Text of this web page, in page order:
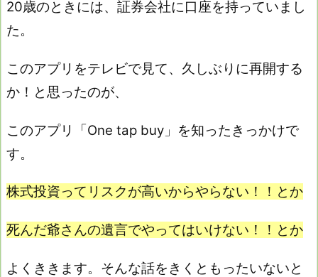
20歳のときには、証券会社に口座を持っていまし
た。
このアプリをテレビで見て、久しぶりに再開する
か！と思ったのが、
このアプリ「One tap buy」を知ったきっかけで
す。
株式投資ってリスクが高いからやらない！！とか
死んだ爺さんの遺言でやってはいけない！！とか
よくききます。そんな話をきくともったいないと